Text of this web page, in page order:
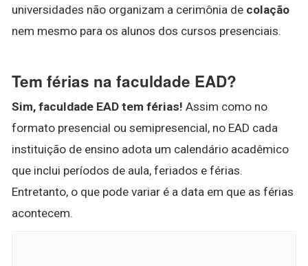
universidades não organizam a cerimônia de colação
nem mesmo para os alunos dos cursos presenciais.
Tem férias na faculdade EAD?
Sim, faculdade EAD tem férias! Assim como no
formato presencial ou semipresencial, no EAD cada
instituição de ensino adota um calendário acadêmico
que inclui períodos de aula, feriados e férias.
Entretanto, o que pode variar é a data em que as férias
acontecem.